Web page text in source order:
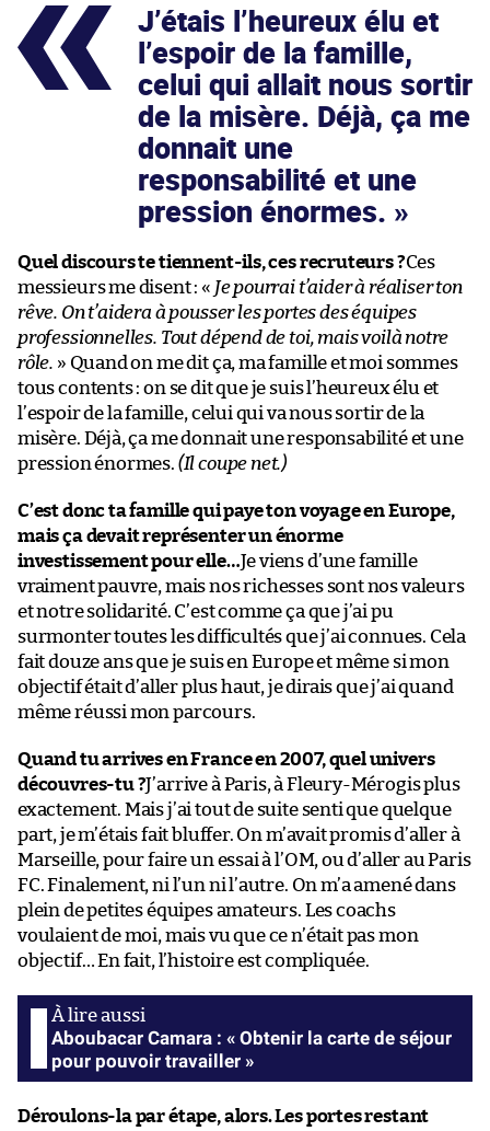
J’étais l’heureux élu et
l’espoir de la famille,
celui qui allait nous sortir
de la misère. Déjà, ça me
donnait une
responsabilité et une
pression énormes.
Quel discours te tiennent-ils, ces recruteurs ?Ces
messieurs me disent : « Je pourrai t’aider à réaliser ton
rêve. On t’aidera à pousser les portes des équipes
professionnelles. Tout dépend de toi, mais voilà notre
rôle. » Quand on me dit ça, ma famille et moi sommes
tous contents : on se dit que je suis l’heureux élu et
l’espoir de la famille, celui qui va nous sortir de la
misère. Déjà, ça me donnait une responsabilité et une
pression énormes. (Il coupe net.)
C’est donc ta famille qui paye ton voyage en Europe,
mais ça devait représenter un énorme
investissement pour elle…Je viens d’une famille
vraiment pauvre, mais nos richesses sont nos valeurs
et notre solidarité. C’est comme ça que j’ai pu
surmonter toutes les difficultés que j’ai connues. Cela
fait douze ans que je suis en Europe et même si mon
objectif était d’aller plus haut, je dirais que j’ai quand
même réussi mon parcours.
Quand tu arrives en France en 2007, quel univers
découvres-tu ?J’arrive à Paris, à Fleury-Mérogis plus
exactement. Mais j’ai tout de suite senti que quelque
part, je m’étais fait bluffer. On m’avait promis d’aller à
Marseille, pour faire un essai à l’OM, ou d’aller au Paris
FC. Finalement, ni l’un ni l’autre. On m’a amené dans
plein de petites équipes amateurs. Les coachs
voulaient de moi, mais vu que ce n’était pas mon
objectif… En fait, l’histoire est compliquée.
Aboubacar Camara : « Obtenir la carte de séjour
pour pouvoir travailler »
Déroulons-la par étape, alors. Les portes restant